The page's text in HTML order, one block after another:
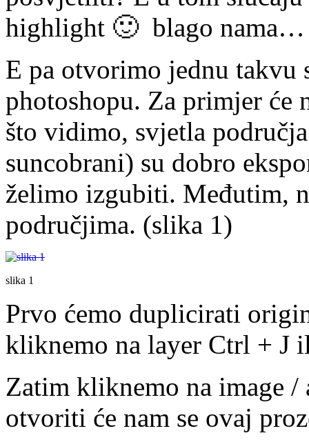
highlight 🙂 blago nama…
E pa otvorimo jednu takvu
photoshopu. Za primjer će
što vidimo, svjetla
suncobrani) su dobro
želimo izgubiti. Međutim,
područjima. (slika 1)
slika 1
Prvo ćemo duplicirati
kliknemo na layer Ctrl + J
Zatim kliknemo na image
otvoriti će nam se ovaj